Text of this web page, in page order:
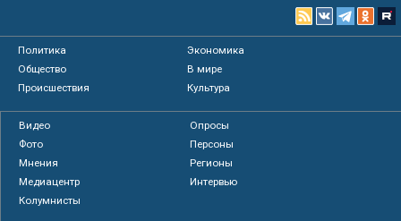
Политика
Экономика
Общество
В мире
Происшествия
Культура
Видео
Опросы
Фото
Персоны
Мнения
Регионы
Медиацентр
Интервью
Колумнисты